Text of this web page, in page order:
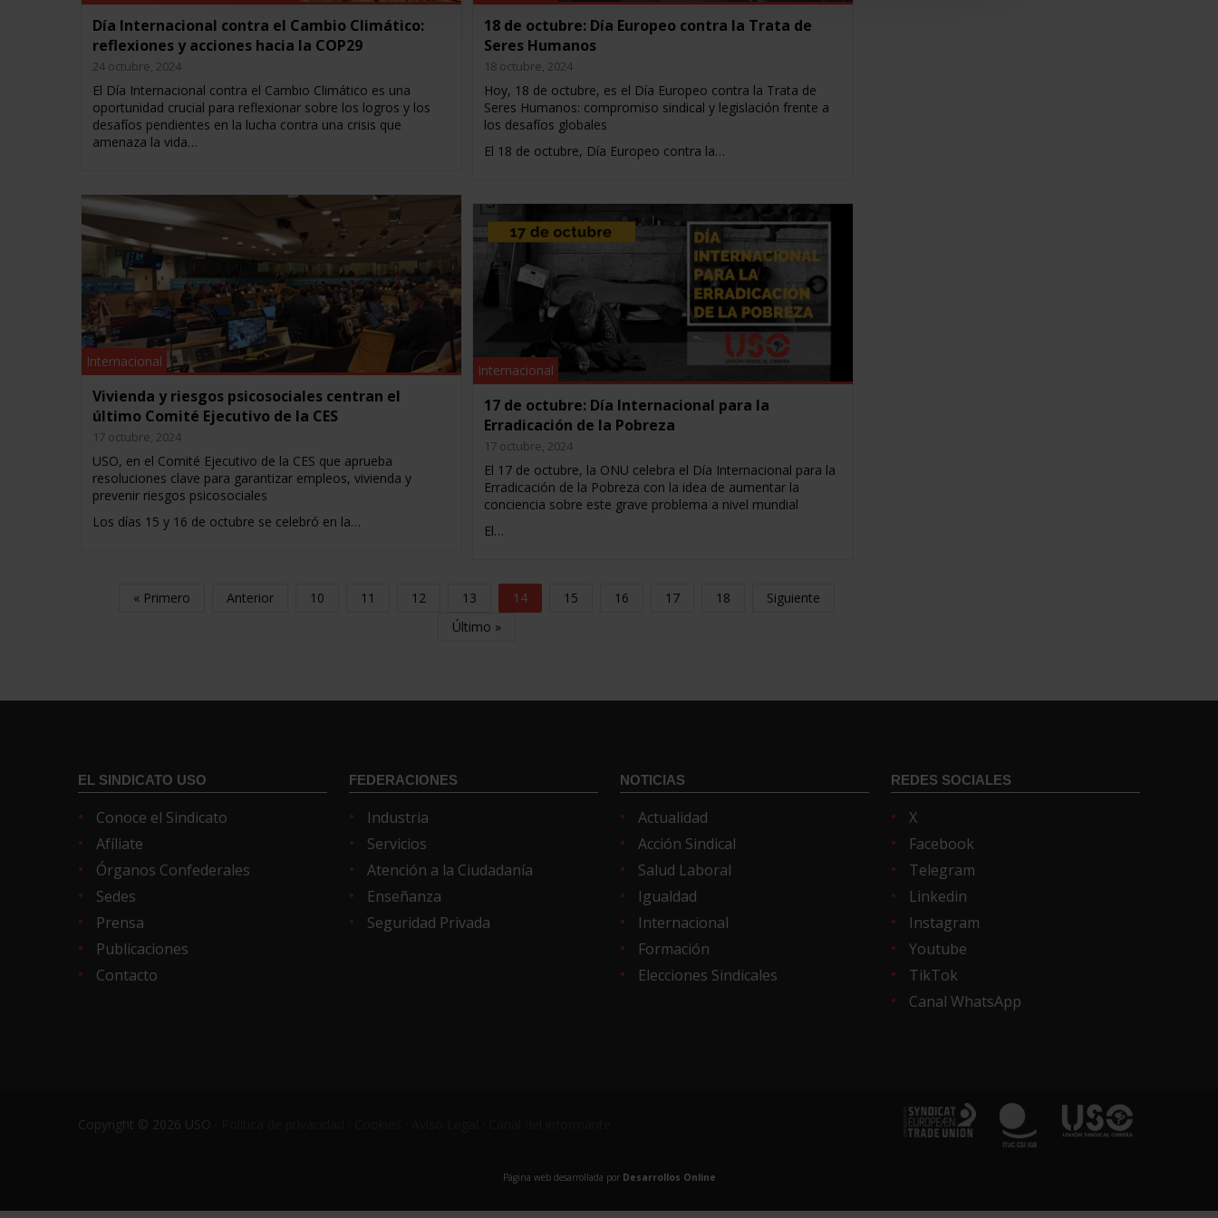
Día Internacional contra el Cambio Climático:
reflexiones y acciones hacia la COP29
24 octubre, 2024
El Día Internacional contra el Cambio Climático es una
oportunidad crucial para reflexionar sobre los logros y los
desafíos pendientes en la lucha contra una crisis que
amenaza la vida…
18 de octubre: Día Europeo contra la Trata de
Seres Humanos
18 octubre, 2024
Hoy, 18 de octubre, es el Día Europeo contra la Trata de
Seres Humanos: compromiso sindical y legislación frente a
los desafíos globales
El 18 de octubre, Día Europeo contra la…
Internacional
Vivienda y riesgos psicosociales centran el
último Comité Ejecutivo de la CES
17 octubre, 2024
USO, en el Comité Ejecutivo de la CES que aprueba
resoluciones clave para garantizar empleos, vivienda y
prevenir riesgos psicosociales
Los días 15 y 16 de octubre se celebró en la…
Internacional
17 de octubre: Día Internacional para la
Erradicación de la Pobreza
17 octubre, 2024
El 17 de octubre, la ONU celebra el Día Internacional para la
Erradicación de la Pobreza con la idea de aumentar la
conciencia sobre este grave problema a nivel mundial
El…
« Primero Anterior 10 11 12 13 14 15 16 17 18
Siguiente
Último »
EL SINDICATO USO
Conoce el Sindicato
Afíliate
Órganos Confederales
Sedes
Prensa
Publicaciones
Contacto
FEDERACIONES
Industria
Servicios
Atención a la Ciudadanía
Enseñanza
Seguridad Privada
NOTICIAS
Actualidad
Acción Sindical
Salud Laboral
Igualdad
Internacional
Formación
Elecciones Sindicales
REDES SOCIALES
X
Facebook
Telegram
Linkedin
Instagram
Youtube
TikTok
Canal WhatsApp
Copyright © 2026 USO ·
Página web desarrollada por Desarrollos Online